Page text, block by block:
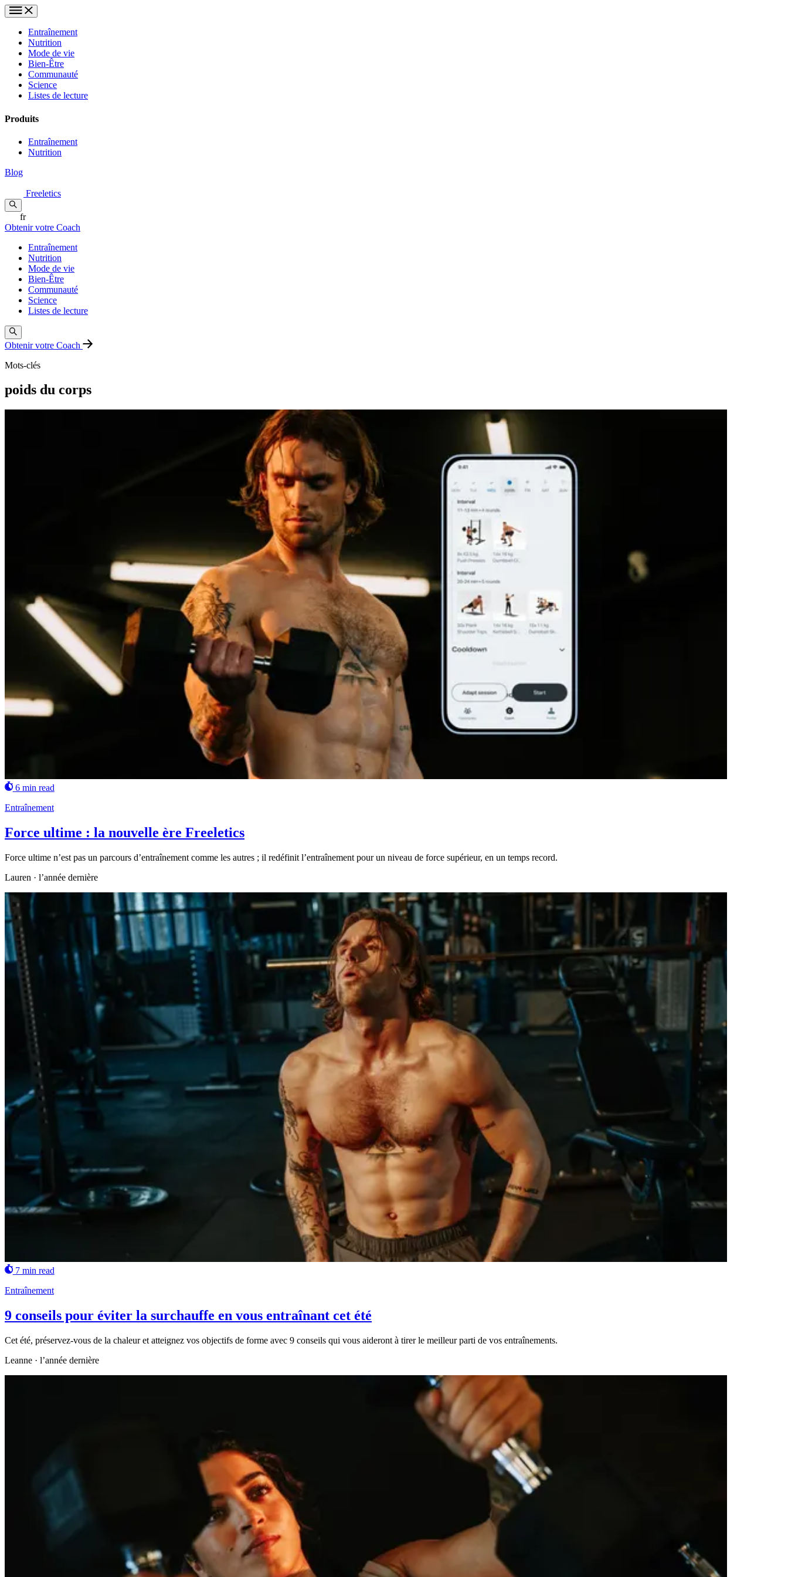
Entraînement
Nutrition
Mode de vie
Bien-Être
Communauté
Science
Listes de lecture
Produits
Entraînement
Nutrition
Blog
Freeletics
fr
Obtenir votre Coach
Entraînement
Nutrition
Mode de vie
Bien-Être
Communauté
Science
Listes de lecture
Obtenir votre Coach
Mots-clés
poids du corps
6 min read
Entraînement
Force ultime : la nouvelle ère Freeletics
Force ultime n’est pas un parcours d’entraînement comme les autres ; il redéfinit l’entraînement pour un niveau de force supérieur, en un temps record.
Lauren · l’année dernière
7 min read
Entraînement
9 conseils pour éviter la surchauffe en vous entraînant cet été
Cet été, préservez-vous de la chaleur et atteignez vos objectifs de forme avec 9 conseils qui vous aideront à tirer le meilleur parti de vos entraînements.
Leanne · l’année dernière